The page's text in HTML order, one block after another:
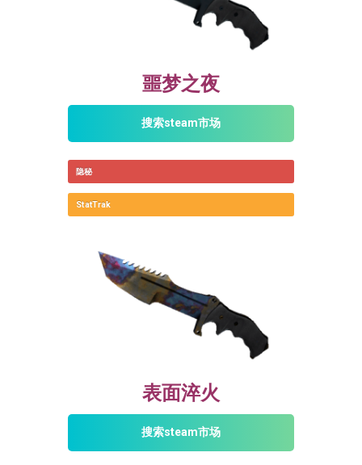
噩梦之夜
搜索steam市场
隐秘
StatTrak
表面淬火
搜索steam市场